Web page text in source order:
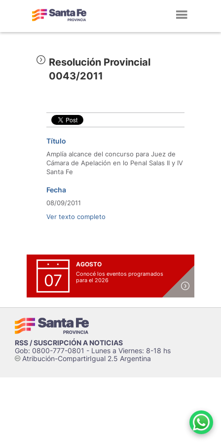
Resolución Provincial
0043/2011
Título
Amplía alcance del concurso para Juez de
Cámara de Apelación en lo Penal Salas II y IV
Santa Fe
Fecha
08/09/2011
Ver texto completo
07
AGOSTO
Conocé los eventos programados
para el 2026
RSS / SUSCRIPCIÓN A NOTICIAS
Gob: 0800-777-0801 - Lunes a Viernes: 8-18 hs
cAtribución-CompartirIgual 2.5 Argentina